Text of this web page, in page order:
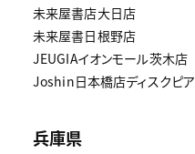
未来屋書店大日店
未来屋書日根野店
JEUGIAイオンモール茨木店
Joshin日本橋店ディスクピア
兵庫県